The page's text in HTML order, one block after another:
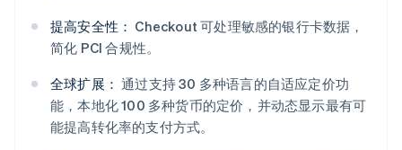
提高安全性： Checkout 可处理敏感的银行卡数据，
简化 PCI 合规性。
全球扩展： 通过支持 30 多种语言的自适应定价功
能，本地化 100 多种货币的定价，并动态显示最有可
能提高转化率的支付方式。
阿联酋
English